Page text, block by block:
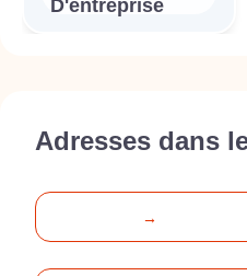
D'entreprise
Adresses dans
→